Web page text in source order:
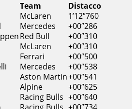
Team
Distacco
McLaren
1’12″760
Mercedes
+00″286
Red Bull
+00″310
McLaren
+00″310
Ferrari
+00″500
Mercedes
+00″538
Aston Martin+00″541
Alpine
+00″625
Racing Bulls +00″640